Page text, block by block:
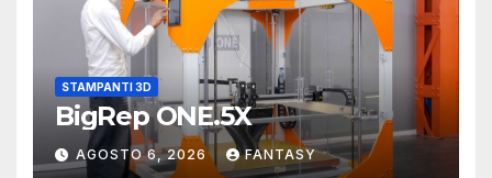
STAMPANTI 3D
BigRep ONE.5X
AGOSTO 6, 2026 FANTASY